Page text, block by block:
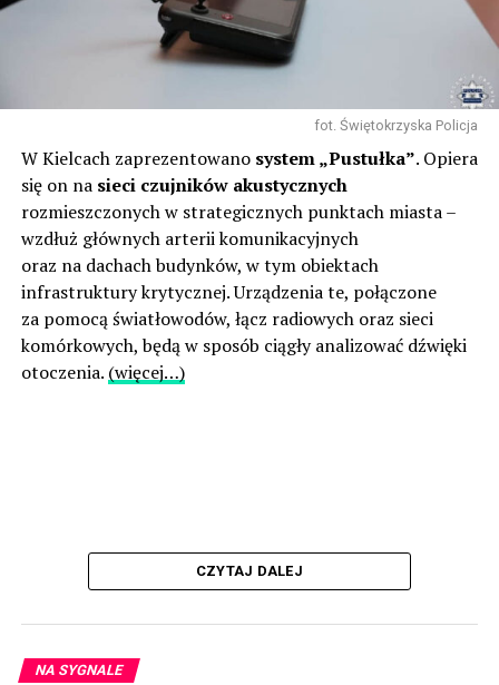
fot. Świętokrzyska Policja
W Kielcach zaprezentowano system „Pustułka”. Opiera
się on na sieci czujników akustycznych
rozmieszczonych w strategicznych punktach miasta –
wzdłuż głównych arterii komunikacyjnych
oraz na dachach budynków, w tym obiektach
infrastruktury krytycznej. Urządzenia te, połączone
za pomocą światłowodów, łącz radiowych oraz sieci
komórkowych, będą w sposób ciągły analizować dźwięki
otoczenia. (więcej…)
CZYTAJ DALEJ
NA SYGNALE